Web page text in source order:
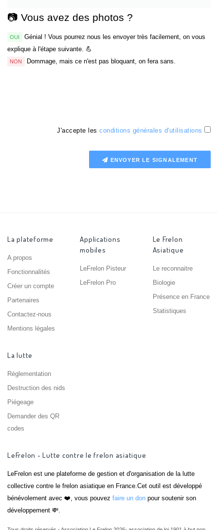
📷 Vous avez des photos ?
OUI
Génial ! Vous pourrez nous les envoyer très facilement, on vous
explique à l'étape suivante. 💪
NON Dommage, mais ce n'est pas bloquant, on fera sans.
J'accepte les conditions générales d'utilisations
ENVOYER LE SIGNALEMENT
La plateforme
A propos
Fonctionnalités
Créer un compte
Partenaires
Contactez-nous
Mentions légales
Applications
mobiles
LeFrelon Pisteur
LeFrelon Pro
Le Frelon
Asiatique
Le reconnaitre
Biologie
Présence en France
Statistiques
La lutte
Réglementation
Destruction des nids
Piégeage
Demander des QR
codes
LeFrelon - Lutte contre le frelon asiatique
LeFrelon est une plateforme de gestion et d'organisation de la lutte
collective contre le frelon asiatique en France.Cet outil est développé
bénévolement avec ❤️, vous pouvez faire un don pour soutenir son
développement 💸.